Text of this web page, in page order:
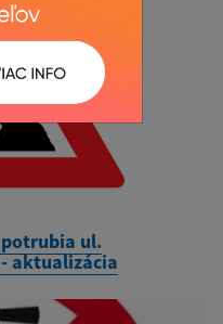
ul.
aktualizácia